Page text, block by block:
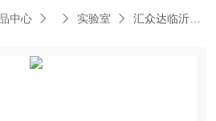
中心 实验室 汇众达临沂实验室净化设备生产商供应商